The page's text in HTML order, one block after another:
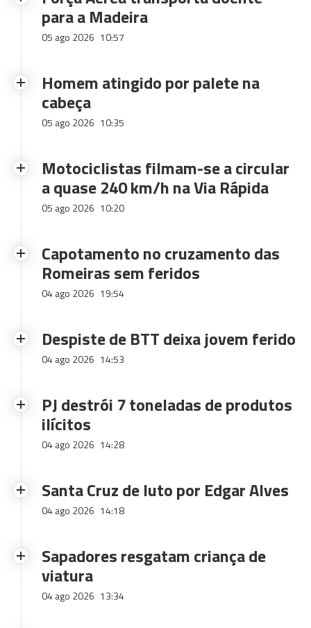
para a Madeira
05 ago 2026 10:57
Homem atingido por palete na
cabeça
05 ago 2026 10:35
Motociclistas filmam-se a circular
a quase 240 km/h na Via Rápida
05 ago 2026 10:20
Capotamento no cruzamento das
Romeiras sem feridos
04 ago 2026 19:54
Despiste de BTT deixa jovem ferido
04 ago 2026 14:53
PJ destrói 7 toneladas de produtos
ilícitos
04 ago 2026 14:28
Santa Cruz de luto por Edgar Alves
04 ago 2026 14:18
Sapadores resgatam criança de
viatura
04 ago 2026 13:34